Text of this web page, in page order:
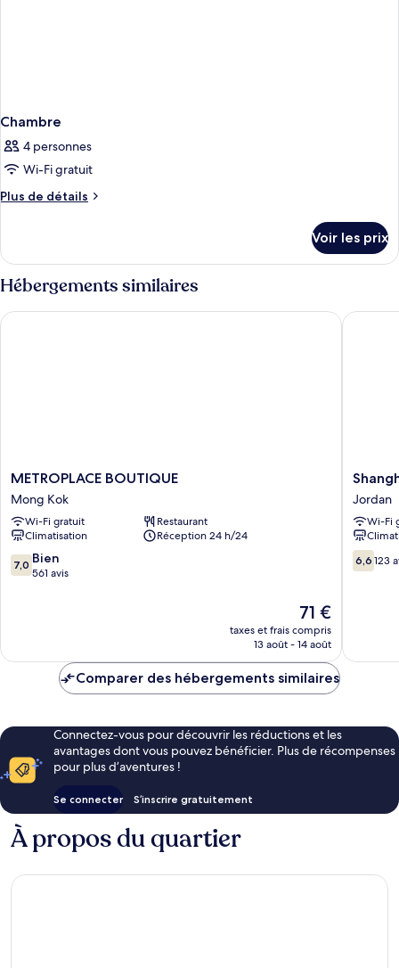
Chambre
4 personnes
Wi-Fi gratuit
Plus de détails
Plus
le
type
de
chambre
Chambre
Voir les prix
Hébergements similaires
METROPLACE
BOUTIQUE
Mong
Kok
METROPLACE BOUTIQUE
Mong Kok
Wi-Fi gratuit
Restaurant
Climatisation
Réception 24 h/24
7.0
sur
7,0 Bien
561 avis
Le
nouveau
prix
de
71 €
taxes et frais compris
13 août - 14 août
METROPLACE BOUTIQUE
Red
Jordan
Jordan
Wi-Fi
6.6
sur
6,6 123
Comparer des hébergements similaires
Connectez-vous pour découvrir les réductions et les
avantages dont vous pouvez bénéficier. Plus de récompenses
pour plus d’aventures !
Se connecter S’inscrire gratuitement
À propos du quartier